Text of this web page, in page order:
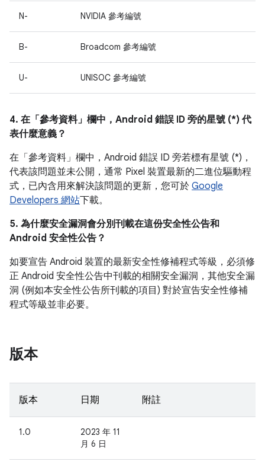
N- NVIDIA 參考編號
B- Broadcom 參考編號
U- UNISOC 參考編號
4. 在「參考資料」 欄中，Android 錯誤 ID 旁的星號 (*) 代
表什麼意義？
在「參考資料」 欄中，Android 錯誤 ID 旁若標有星號 (*)，
代表該問題並未公開，通常 Pixel 裝置最新的二進位驅動程
式，已內含用來解決該問題的更新，您可於 Google
Developers 網站下載。
5. 為什麼安全漏洞會分別刊載在這份安全性公告和
Android 安全性公告？
如要宣告 Android 裝置的最新安全性修補程式等級，必須修
正 Android 安全性公告中刊載的相關安全漏洞，其他安全漏
洞 (例如本安全性公告所刊載的項目) 對於宣告安全性修補
程式等級並非必要。
版本
版本 日期 附註
1.0
2023 年 11
月 6 日